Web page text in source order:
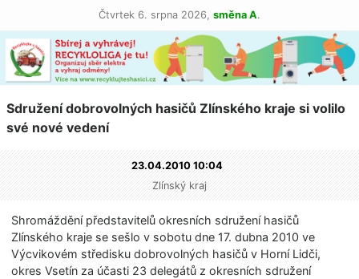
Čtvrtek 6. srpna 2026, směna A.
Sdružení dobrovolných hasičů Zlínského kraje si volilo
své nové vedení
23.04.2010 10:04
Zlínský kraj
Shromáždění představitelů okresních sdružení hasičů
Zlínského kraje se sešlo v sobotu dne 17. dubna 2010 ve
Výcvikovém středisku dobrovolných hasičů v Horní Lidči,
okres Vsetín za účasti 23 delegátů z okresních sdružení